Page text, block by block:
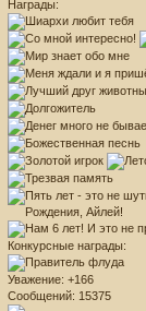
Награды:
Конкурсные награды:
Уважение: +166
Сообщений: 15375